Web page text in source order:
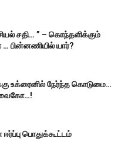
சதி… ” – கொந்தளிக்கும்
யார்?
உக்ரைனில் நேர்ந்த கொடுமை…
வைகோ…!
பொதுக்கூட்டம்